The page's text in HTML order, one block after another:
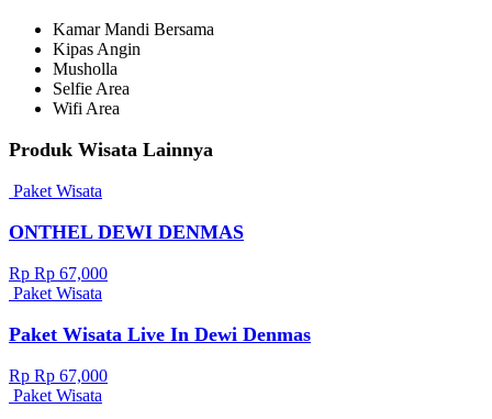
Kamar Mandi Bersama
Kipas Angin
Musholla
Selfie Area
Wifi Area
Produk Wisata Lainnya
Paket Wisata
ONTHEL DEWI DENMAS
Rp Rp 67,000
Paket Wisata
Paket Wisata Live In Dewi Denmas
Rp Rp 67,000
Paket Wisata